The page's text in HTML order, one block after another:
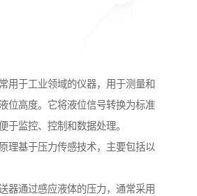
用于工业领域的仪器，用于测量和
位高度。它将液位信号转换为标准
于监控、控制和数据处理。
理基于压力传感技术，主要包括以
器通过感应液体的压力，通常采用